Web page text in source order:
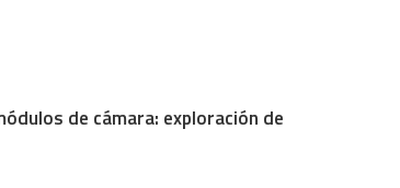
de cámara: exploración de